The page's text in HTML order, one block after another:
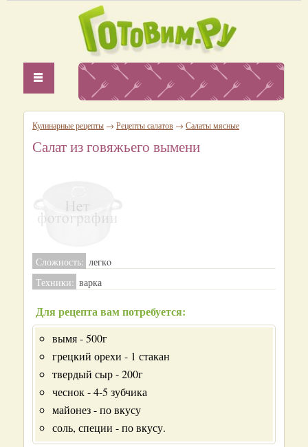
Кулинарные рецепты → Рецепты салатов → Салаты мясные
Салат из говяжьего вымени
Сложность: легкo
Техники: варка
Для рецепта вам потребуется:
вымя - 500г
грецкий орехи - 1 стакан
твердый сыр - 200г
чеснок - 4-5 зубчика
майонез - по вкусу
соль, специи - по вкусу.